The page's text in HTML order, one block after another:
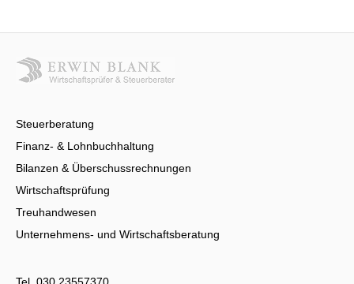
Steuerberatung
Finanz- & Lohnbuchhaltung
Bilanzen & Überschussrechnungen
Wirtschaftsprüfung
Treuhandwesen
Unternehmens- und Wirtschaftsberatung